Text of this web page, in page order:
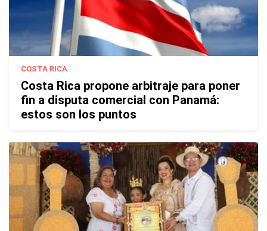
COSTA RICA
Costa Rica propone arbitraje para poner
fin a disputa comercial con Panamá:
estos son los puntos